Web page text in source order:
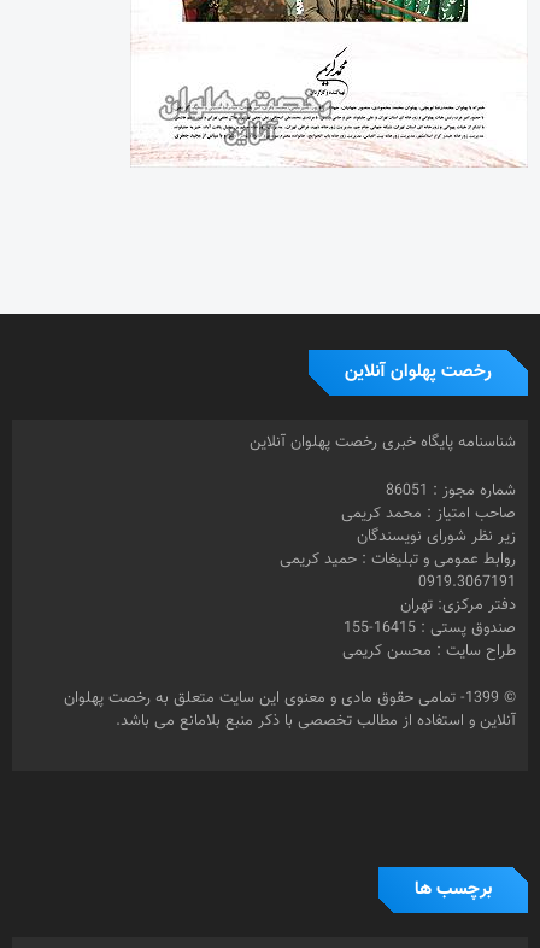
رخصت پهلوان آنلاین
شناسنامه پایگاه خبری رخصت پهلوان آنلاین
شماره مجوز : 86051
صاحب امتیاز : محمد کریمی
زیر نظر شورای نویسندگان
روابط عمومی و تبلیغات : حمید کریمی
0919.3067191
دفتر مرکزی: تهران
صندوق پستی : 16415-155
طراح سایت : محسن کریمی
© 1399- تمامی حقوق مادی و معنوی این سایت متعلق به رخصت پهلوان
آنلاین و استفاده از مطالب تخصصی با ذکر منبع بلامانع می باشد.
برچسب ها